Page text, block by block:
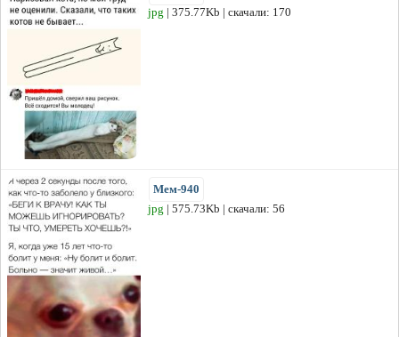
jpg | 375.77Kb | скачали: 170
Мем-940
jpg | 575.73Kb | скачали: 56